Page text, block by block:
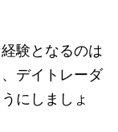
験となるのは
デイトレーダ
にしましょ